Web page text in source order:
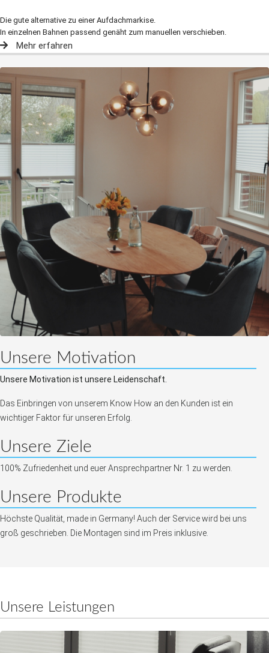
Die gute alternative zu einer Aufdachmarkise.
In einzelnen Bahnen passend genäht zum manuellen verschieben.
Mehr erfahren
Unsere Motivation
Unsere Motivation ist unsere Leidenschaft.
Das Einbringen von unserem Know How an den Kunden ist ein
wichtiger Faktor für unseren Erfolg.
Unsere Ziele
100% Zufriedenheit und euer Ansprechpartner Nr. 1 zu werden.
Unsere Produkte
Höchste Qualität, made in Germany! Auch der Service wird bei uns
groß geschrieben. Die Montagen sind im Preis inklusive.
Unsere Leistungen